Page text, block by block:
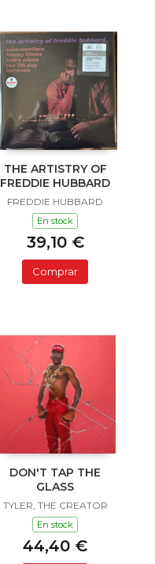
THE ARTISTRY OF
FREDDIE HUBBARD
FREDDIE HUBBARD
En stock
39,10 €
Comprar
DON'T TAP THE
GLASS
TYLER, THE CREATOR
En stock
44,40 €